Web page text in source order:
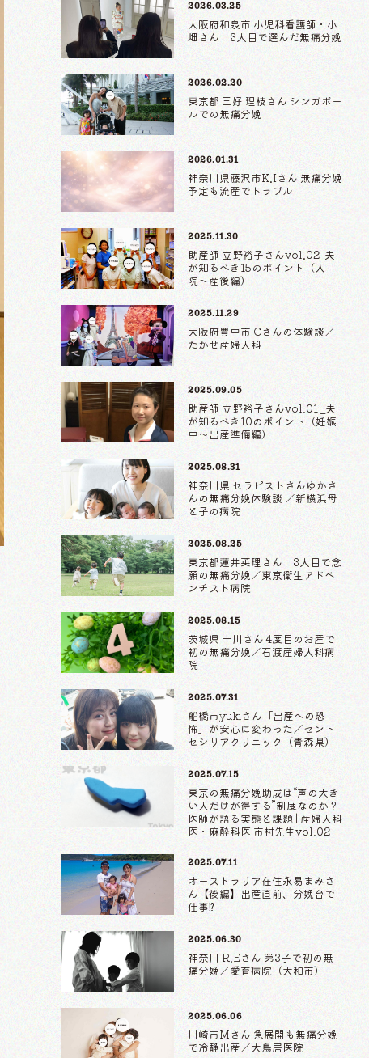
2026.03.25
大阪府和泉市 小児科看護師・小
畑さん 3人目で選んだ無痛分娩
2026.02.20
東京都 三好 理枝さん シンガポー
ルでの無痛分娩
2026.01.31
神奈川県藤沢市K.Iさん 無痛分娩
予定も流産でトラブル
2025.11.30
助産師 立野裕子さんvol.02 夫
が知るべき15のポイント（入
院〜産後編）
2025.11.29
大阪府豊中市 Cさんの体験談／
たかせ産婦人科
2025.09.05
助産師 立野裕子さんvol.01 _夫
が知るべき10のポイント（妊娠
中〜出産準備編）
2025.08.31
神奈川県 セラピストさんゆかさ
んの無痛分娩体験談 ／新横浜母
と子の病院
2025.08.25
東京都蓮井英理さん 3人目で念
願の無痛分娩／東京衛生アドベ
ンチスト病院
2025.08.15
茨城県 十川さん 4度目のお産で
初の無痛分娩／石渡産婦人科病
院
2025.07.31
船橋市yukiさん「出産への恐
怖」が安心に変わった／セント
セシリアクリニック（青森県）
2025.07.15
東京の無痛分娩助成は“声の大き
い人だけが得する”制度なのか？
医師が語る実態と課題 | 産婦人科
医・麻酔科医 市村先生vol.02
2025.07.11
オーストラリア在住永易まみさ
ん【後編】出産直前、分娩台で
仕事⁉
2025.06.30
神奈川 R.Eさん 第3子で初の無
痛分娩／愛育病院（大和市）
2025.06.06
川崎市Mさん 急展開も無痛分娩
で冷静出産／大鳥居医院